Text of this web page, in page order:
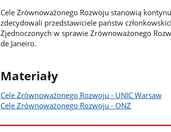
Cele Zrównoważonego Rozwoju stanowią
zdecydowali przedstawiciele państw
Zjednoczonych w sprawie Zrównoważonego
de Janeiro.
Materiały
Cele Zrównoważonego Rozwoju - UNIC Warsaw
Cele Zrównoważonego Rozwoju - ONZ